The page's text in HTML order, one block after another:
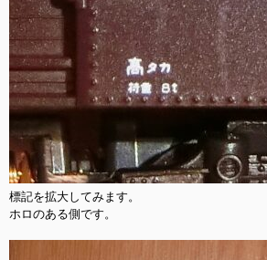
標記を拡大してみます。
ホロのある側です。